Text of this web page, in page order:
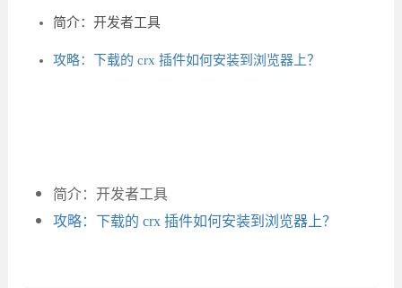
简介：开发者工具
攻略：下载的 crx 插件如何安装到浏览器上？
简介：开发者工具
攻略：下载的 crx 插件如何安装到浏览器上？